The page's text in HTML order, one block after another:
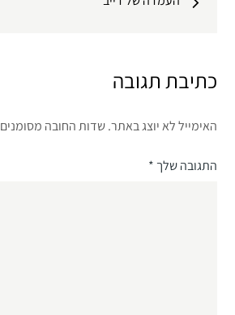
כתיבת תגובה
האימייל לא יוצג באתר. שדות החובה מסומנים
התגובה שלך*